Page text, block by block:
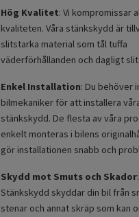
Hög Kvalitet: Vi kompromissar
kvaliteten. Våra stänkskydd är
slitstarka material som tål tuffa
väderförhållanden och dagligt
Enkel Installation: Du behöver
bilmekaniker för att installera
stänkskydd. De flesta av våra
enkelt monteras i bilens
gör installationen snabb och
Skydd mot Smuts och Skador:
Stänkskydd skyddar din bil från
stenar och annat skräp som kan